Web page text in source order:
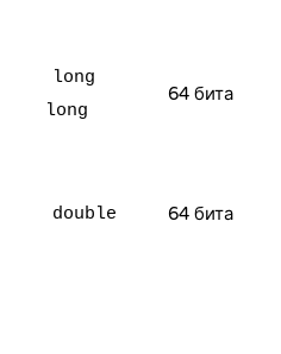
long
long
64 бита
double 64 бита